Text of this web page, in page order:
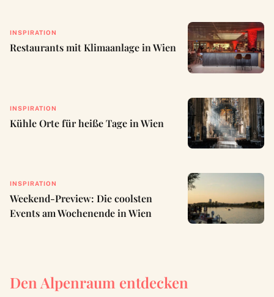
INSPIRATION
Restaurants mit Klimaanlage in Wien
INSPIRATION
Kühle Orte für heiße Tage in Wien
INSPIRATION
Weekend-Preview: Die coolsten
Events am Wochenende in Wien
Den Alpenraum entdecken